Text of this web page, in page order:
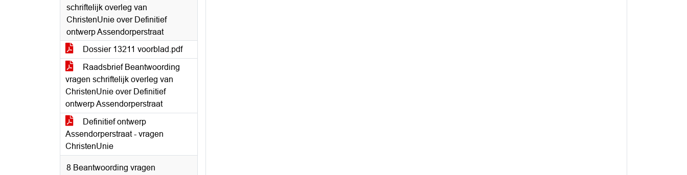
schriftelijk overleg van
ChristenUnie over Definitief
ontwerp Assendorperstraat
Dossier 13211 voorblad.pdf
Raadsbrief Beantwoording
vragen schriftelijk overleg van
ChristenUnie over Definitief
ontwerp Assendorperstraat
Definitief ontwerp
Assendorperstraat - vragen
ChristenUnie
8 Beantwoording vragen